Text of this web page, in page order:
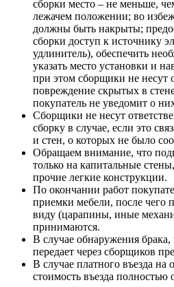
сборки место – не меньше,
лежачем положении; во
должны быть накрыты;
сборки доступ к источнику
удлинитель), обеспечить
указать место установки и
при этом сборщики не несут
повреждение скрытых в
покупатель не уведомит о
Сборщики не несут
сборку в случае, если это
и стен, о которых не было
Обращаем внимание, что
только на капитальные
прочие легкие конструкции.
По окончании работ
приемки мебели, после чего
виду (царапины, иные
принимаются.
В случае обнаружения брака,
передает через сборщиков
В случае платного въезда
стоимость въезда полностью